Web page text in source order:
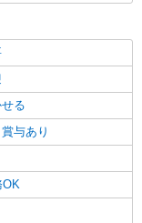
る
与あり
OK